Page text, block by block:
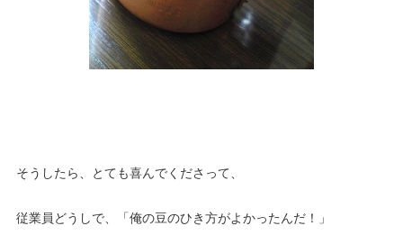
そうしたら、とても喜んでくださって、
従業員どうしで、「俺の豆のひき方がよかったんだ！」